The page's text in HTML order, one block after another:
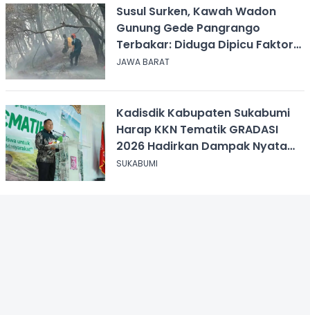
Susul Surken, Kawah Wadon
Gunung Gede Pangrango
Terbakar: Diduga Dipicu Faktor
Alam
JAWA BARAT
Kadisdik Kabupaten Sukabumi
Harap KKN Tematik GRADASI
2026 Hadirkan Dampak Nyata
bagi Masyarakat
SUKABUMI